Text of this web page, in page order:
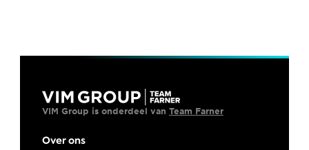
VIM Group is onderdeel van Team Farner
Over ons